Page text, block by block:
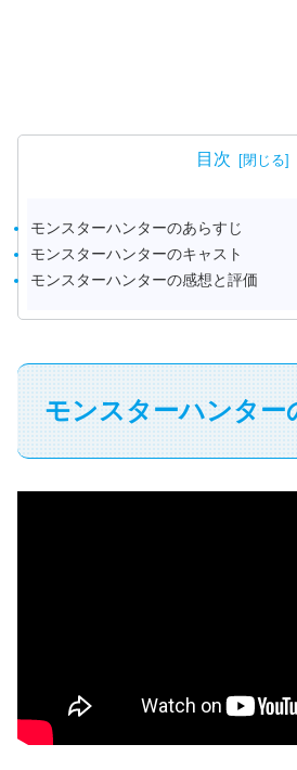
目次
モンスターハンターのあらすじ
モンスターハンターのキャスト
モンスターハンターの感想と評価
モンスターハンター